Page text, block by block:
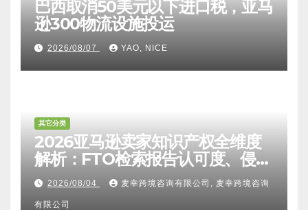
巴西取消50美元以下进口税，亚马
逊300物流设施投运
2026/08/07 YAO, NICE
其它分类
2026亚马逊卖家知识产权全维度
解析：FTO检索报告认可度、侵权
比对区别、TRO应诉方法及服务商
甄选避坑全攻略
2026/08/04 麦幸跨境咨询有限公司, 麦幸跨境咨询
有限公司